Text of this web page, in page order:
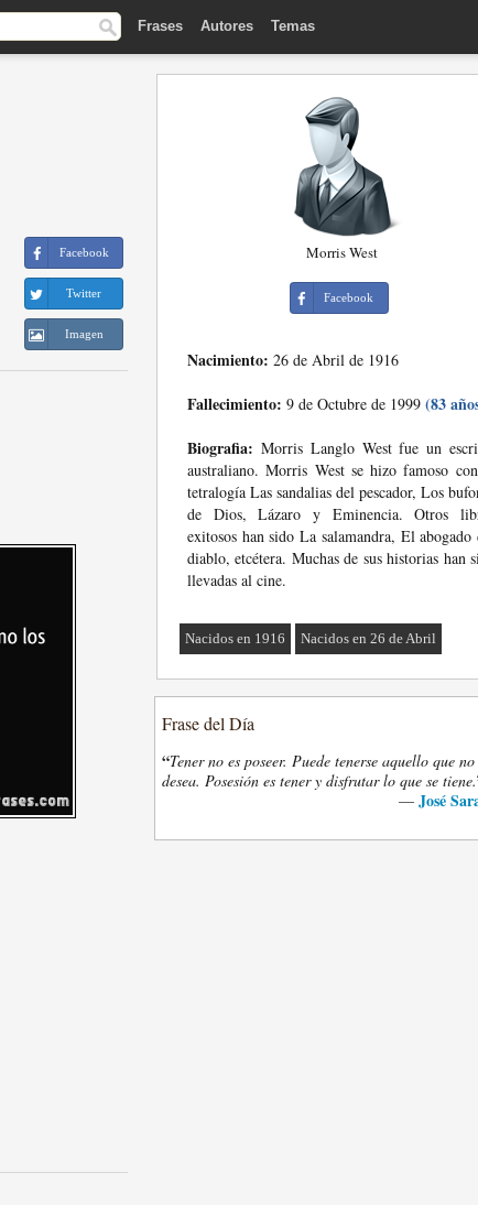
Frases Autores Temas
Facebook
Twitter
Imagen
Morris West
Facebook
Nacimiento: 26 de Abril de 1916
Fallecimiento: 9 de Octubre de 1999 (83
Biografia: Morris Langlo West fue un
australiano. Morris West se hizo famoso
tetralogía Las sandalias del pescador, Los
de Dios, Lázaro y Eminencia. Otros
exitosos han sido La salamandra, El abogado
diablo, etcétera. Muchas de sus historias han
llevadas al cine.
Nacidos en 1916 Nacidos en 26 de Abril
Frase del Día
“Tener no es poseer. Puede tenerse aquello que no
desea. Posesión es tener y disfrutar lo que se tiene.
— José